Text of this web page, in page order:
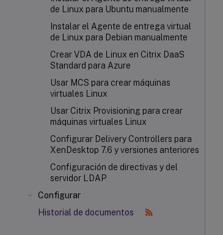
de Linux para Ubuntu manualmente
Instalar el Agente de entrega virtual
de Linux para Debian manualmente
Crear VDA de Linux en Citrix DaaS
Standard para Azure
Usar MCS para crear máquinas
virtuales Linux
Usar Citrix Provisioning para crear
máquinas virtuales Linux
Configurar Delivery Controllers para
XenDesktop 7.6 y versiones anteriores
Configuración de directivas y del
servidor LDAP
Configurar
Historial de documentos